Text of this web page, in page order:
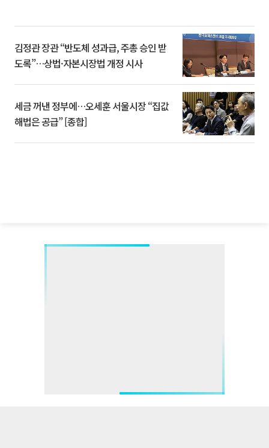
김정관 장관 “반도체 성과급, 주총 승인 받
도록”…상법·자본시장법 개정 시사
세금 꺼낸 정부에…오세훈 서울시장 “집값
해법은 공급” [종합]